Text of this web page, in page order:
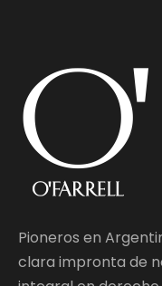
Pioneros en
clara impronta de